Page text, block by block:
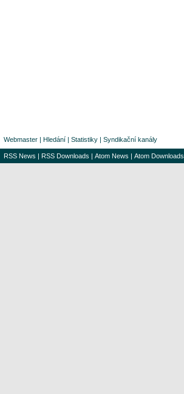
Webmaster | Hledání | Statistiky | Syndikační kanály
RSS News | RSS Downloads | Atom News | Atom Downloads